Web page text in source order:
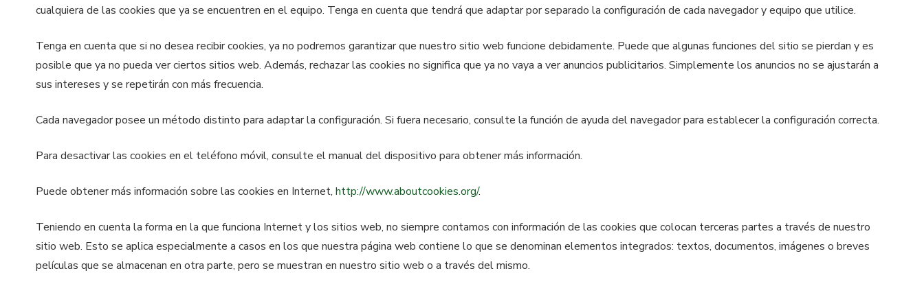
cualquiera de las cookies que ya se encuentren en el equipo. Tenga en cuenta que tendrá que adaptar por separado la configuración de cada navegador y equipo que utilice.
Tenga en cuenta que si no desea recibir cookies, ya no podremos garantizar que nuestro sitio web funcione debidamente. Puede que algunas funciones del sitio se pierdan y es
posible que ya no pueda ver ciertos sitios web. Además, rechazar las cookies no significa que ya no vaya a ver anuncios publicitarios. Simplemente los anuncios no se ajustarán a
sus intereses y se repetirán con más frecuencia.
Cada navegador posee un método distinto para adaptar la configuración. Si fuera necesario, consulte la función de ayuda del navegador para establecer la configuración correcta.
Para desactivar las cookies en el teléfono móvil, consulte el manual del dispositivo para obtener más información.
Puede obtener más información sobre las cookies en Internet, http://www.aboutcookies.org/.
Teniendo en cuenta la forma en la que funciona Internet y los sitios web, no siempre contamos con información de las cookies que colocan terceras partes a través de nuestro
sitio web. Esto se aplica especialmente a casos en los que nuestra página web contiene lo que se denominan elementos integrados: textos, documentos, imágenes o breves
películas que se almacenan en otra parte, pero se muestran en nuestro sitio web o a través del mismo.